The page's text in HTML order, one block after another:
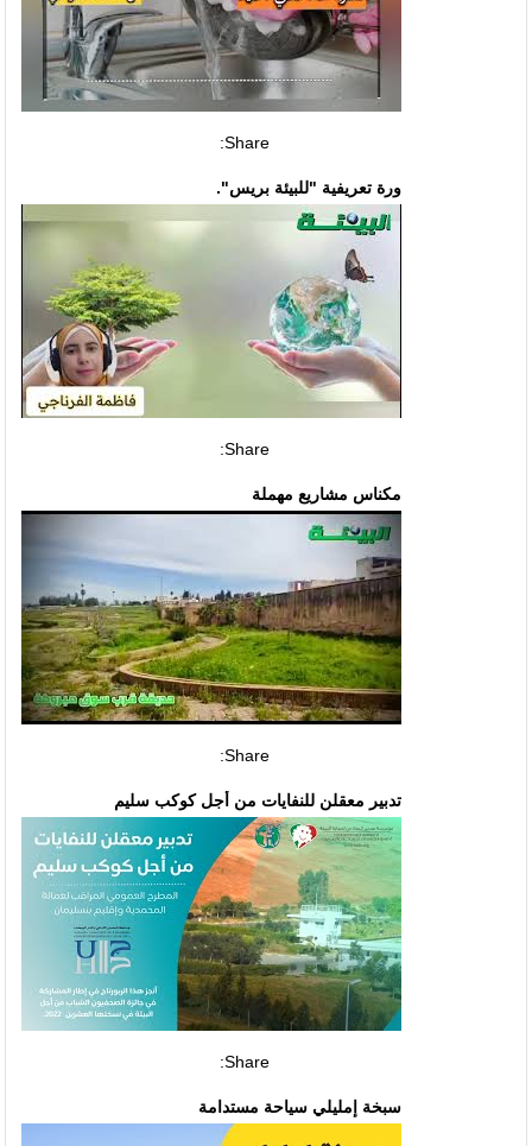
Share:
ورة تعريفية "للبيئة بريس".
Share:
مكناس مشاريع مهملة
Share:
تدبير معقلن للنفايات من أجل كوكب سليم
Share:
سبخة إمليلي سياحة مستدامة